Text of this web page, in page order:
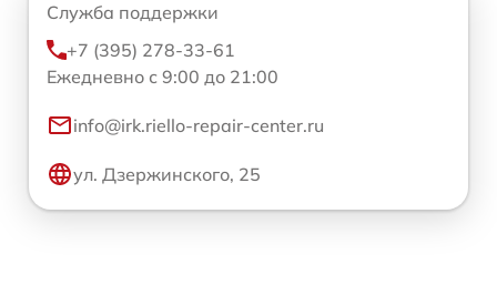
Служба поддержки
+7 (395) 278-33-61
Ежедневно с 9:00 до 21:00
info@irk.riello-repair-center.ru
ул. Дзержинского, 25